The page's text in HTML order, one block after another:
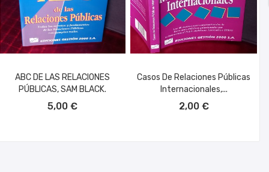
ABC DE LAS RELACIONES
PÚBLICAS, SAM BLACK.
5,00 €
Casos De Relaciones Públicas
Internacionales,...
2,00 €